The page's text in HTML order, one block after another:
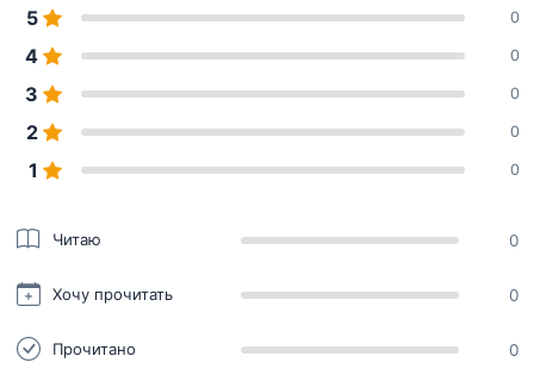
5 0
4 0
3 0
2 0
1 0
Читаю 0
Хочу прочитать 0
Прочитано 0